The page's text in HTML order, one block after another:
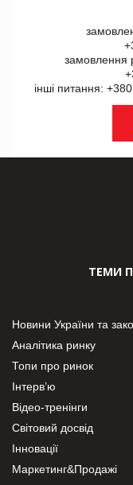
замовлення
інші питання:
ТЕМИ
Новини України та
Аналітика ринку
Топи про ринок
Інтерв’ю
Відео-тренінги
Світовий досвід
Інновації
Маркетинг&Продажі